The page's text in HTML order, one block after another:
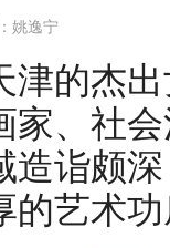
姚逸宁
津的杰
家、社
造诣颇
的艺术